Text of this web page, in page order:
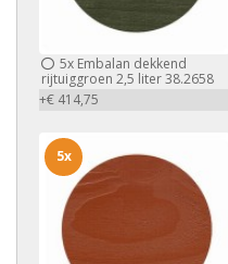
5x Embalan dekkend
rijtuiggroen 2,5 liter 38.2658
+€ 414,75
5x